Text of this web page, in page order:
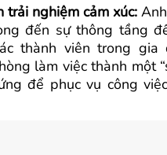
trải nghiệm cảm xúc:
đến sự thông tầng
thành viên trong gia
làm việc thành một
để phục vụ công